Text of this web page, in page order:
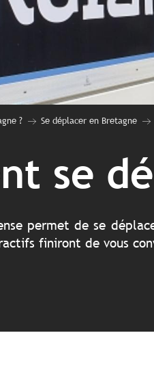
? Se déplacer en Bretagne
se
permet de se
finiront de vous